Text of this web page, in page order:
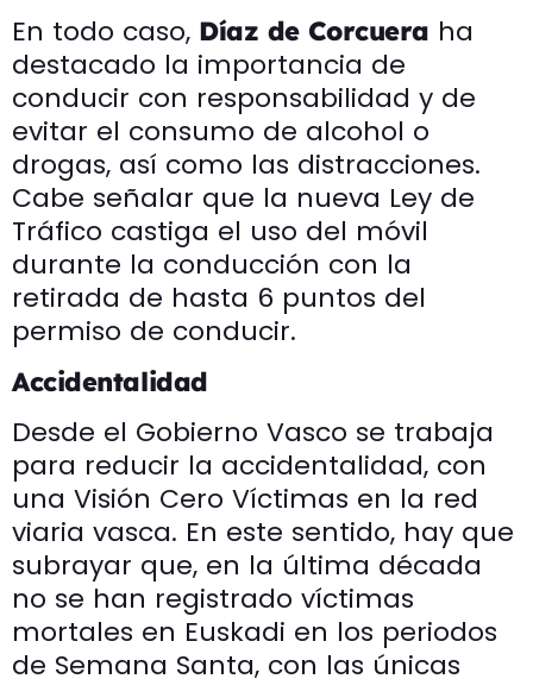
En todo caso, Díaz de Corcuera ha
destacado la importancia de
conducir con responsabilidad y de
evitar el consumo de alcohol o
drogas, así como las distracciones.
Cabe señalar que la nueva Ley de
Tráfico castiga el uso del móvil
durante la conducción con la
retirada de hasta 6 puntos del
permiso de conducir.
Accidentalidad
Desde el Gobierno Vasco se trabaja
para reducir la accidentalidad, con
una Visión Cero Víctimas en la red
viaria vasca. En este sentido, hay que
subrayar que, en la última década
no se han registrado víctimas
mortales en Euskadi en los periodos
de Semana Santa, con las únicas